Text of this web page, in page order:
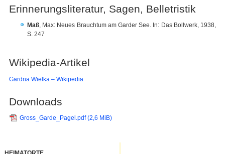
Erinnerungsliteratur, Sagen, Belletristik
Maß, Max: Neues Brauchtum am Garder See. In: Das Bollwerk, 1938,
S. 247
Wikipedia-Artikel
Gardna Wielka – Wikipedia
Downloads
Gross_Garde_Pagel.pdf(2,6 MiB)